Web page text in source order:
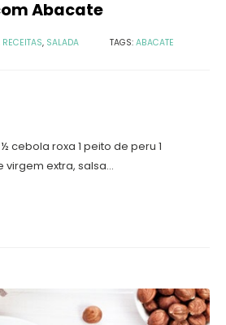
Abacate
RECEITAS, SALADA TAGS: ABACATE
cebola roxa 1 peito de peru 1
extra, salsa...